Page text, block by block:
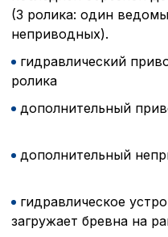
(3 ролика: один
гидравлический
дополнительный
дополнительный
гидравлическое
загружает бревна на